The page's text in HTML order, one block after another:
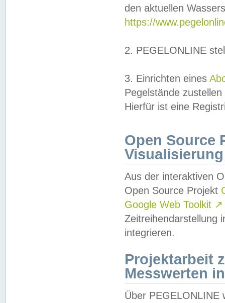
den aktuellen
https://
2. PEGELONLINE
3. Einrichten eines
Pegelstände
Hierfür ist eine
Open Source
Visualisierung
Aus der interaktiven
Open Source Projekt
Google Web Toolkit ↗
Zeitreihendarstellung
integrieren.
Projektarbeit
Messwerten
Über PEGELONLINE